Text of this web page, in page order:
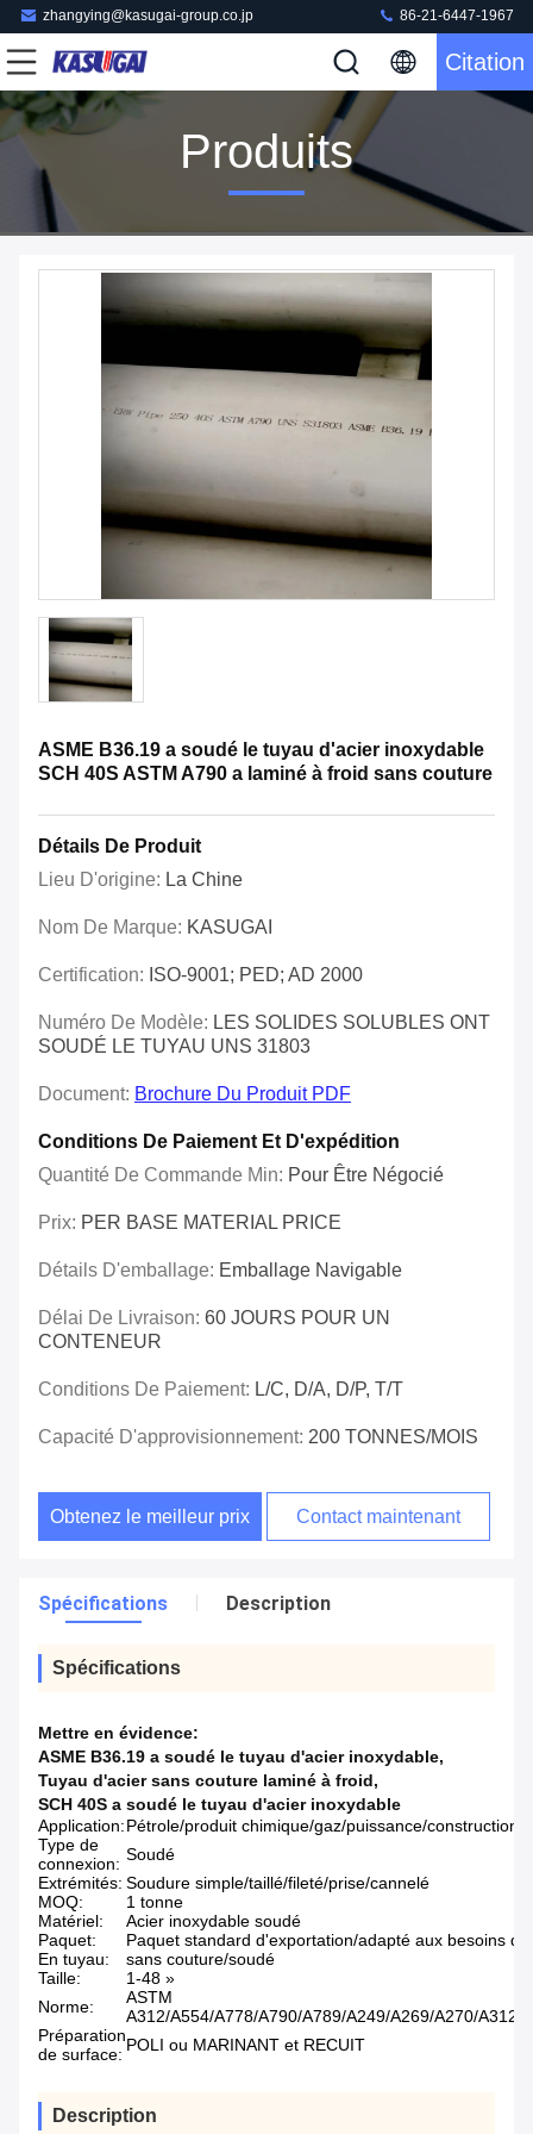
zhangying@kasugai-group.co.jp 86-21-6447-1967
Citation
Produits
ASME B36.19 a soudé le tuyau d'acier inoxydable
SCH 40S ASTM A790 a laminé à froid sans couture
Détails De Produit
Lieu D'origine: La Chine
Nom De Marque: KASUGAI
Certification: ISO-9001; PED; AD 2000
Numéro De Modèle: LES SOLIDES SOLUBLES ONT
SOUDÉ LE TUYAU UNS 31803
Document: Brochure Du Produit PDF
Conditions De Paiement Et D'expédition
Quantité De Commande Min: Pour Être Négocié
Prix: PER BASE MATERIAL PRICE
Détails D'emballage: Emballage Navigable
Délai De Livraison: 60 JOURS POUR UN
CONTENEUR
Conditions De Paiement: L/C, D/A, D/P, T/T
Capacité D'approvisionnement: 200 TONNES/MOIS
Obtenez le meilleur prix Contact maintenant
Spécifications Description
Spécifications
Mettre en évidence:
ASME B36.19 a soudé le tuyau d'acier inoxydable,
Tuyau d'acier sans couture laminé à froid,
SCH 40S a soudé le tuyau d'acier inoxydable
Application:Pétrole/produit chimique/gaz/puissance/construction/
Type de
connexion: Soudé
Extrémités: Soudure simple/taillé/fileté/prise/cannelé
MOQ:
1 tonne
Matériel:
Acier inoxydable soudé
Paquet:
Paquet standard d'exportation/adapté aux besoins du
En tuyau:
sans couture/soudé
Taille:
1-48 »
Norme:
ASTM
A312/A554/A778/A790/A789/A249/A269/A270/A312/
Préparation
de surface: POLI ou MARINANT et RECUIT
Description